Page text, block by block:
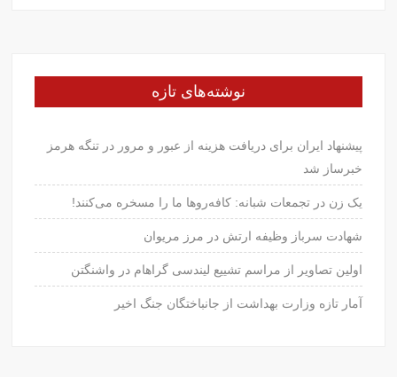
نوشته‌های تازه
پیشنهاد ایران برای دریافت هزینه از عبور و مرور در تنگه هرمز
خبرساز شد
یک زن در تجمعات شبانه: کافه‌روها ما را مسخره می‌کنند!
شهادت سرباز وظیفه ارتش در مرز مریوان
اولین تصاویر از مراسم تشییع لیندسی گراهام در واشنگتن
آمار تازه وزارت بهداشت از جانباختگان جنگ اخیر